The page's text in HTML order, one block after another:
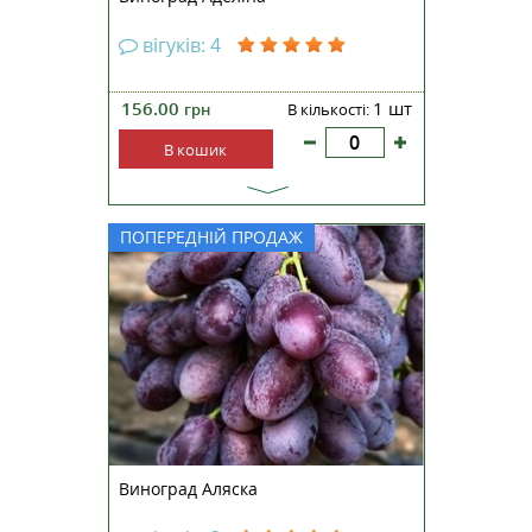
вігуків: 4
156.00 грн В кількості: 1 шт
В кошик
ПОПЕРЕДНІЙ ПРОДАЖ
Виноград Аляска — це
універсальний сорт, назва якого
якнайкраще характеризує його
головну і найціннішу якість —
надзвичайну морозостійкість. Це
складний міжвидовий гібрид
американської селекції,
створений спеціально дл...
Виноград Аляска